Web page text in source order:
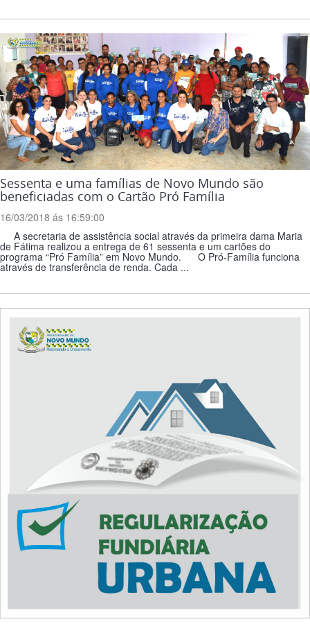
Sessenta e uma famílias de Novo Mundo são
beneficiadas com o Cartão Pró Família
16/03/2018 ás 16:59:00
A secretaria de assistência social através da primeira dama Maria
de Fátima realizou a entrega de 61 sessenta e um cartões do
programa “Pró Família” em Novo Mundo. O Pró-Família funciona
através de transferência de renda. Cada ...